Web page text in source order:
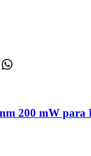
200 mW para